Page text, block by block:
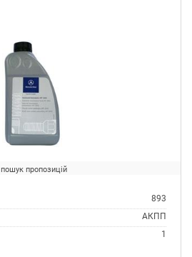
пошук пропозицій
893
АКПП
1